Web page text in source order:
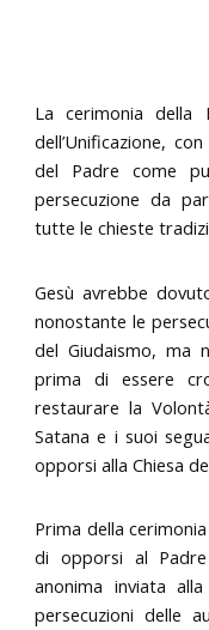
La cerimonia della
dell’Unificazione,
del Padre come
persecuzione da
tutte le chieste
Gesù avrebbe
nonostante le
del Giudaismo, ma
prima di essere
restaurare la
Satana e i suoi
opporsi alla Chiesa
Prima della
di opporsi al
anonima inviata
persecuzioni delle